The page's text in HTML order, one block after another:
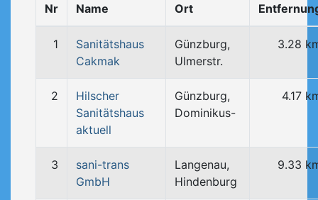
Nr Name Ort
1
Sanitätshaus
Cakmak
Günzburg,
Ulmerstr.
3.28
2
Hilscher
Sanitätshaus
aktuell
Günzburg,
Dominikus-
4.17
3
sani-trans
GmbH
Langenau,
Hindenburg
9.33